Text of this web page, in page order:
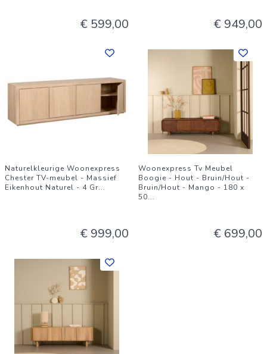
€ 599,00 € 949,00
Naturelkleurige Woonexpress
Chester TV-meubel - Massief
Eikenhout Naturel - 4 Gr...
€ 999,00
Woonexpress Tv Meubel
Boogie - Hout - Bruin/Hout -
Bruin/Hout - Mango - 180 x
50...
€ 699,00